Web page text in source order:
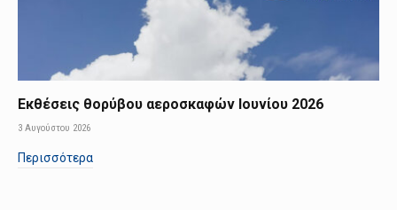
Εκθέσεις θορύβου αεροσκαφών Ιουνίου 2026
3 Αυγούστου 2026
Περισσότερα